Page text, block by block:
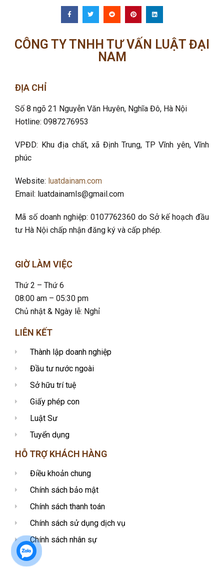
CÔNG TY TNHH TƯ VẤN LUẬT ĐẠI
NAM
ĐỊA CHỈ
Số 8 ngõ 21 Nguyễn Văn Huyên, Nghĩa Đô, Hà Nội
Hotline: 0987276953
VPĐD: Khu địa chất, xã Định Trung, TP Vĩnh yên, Vĩnh
phúc
Website: luatdainam.com
Email: luatdainamls@gmail.com
Mã số doanh nghiệp: 0107762360 do Sở kế hoạch đầu
tư Hà Nội chấp nhận đăng ký và cấp phép.
GIỜ LÀM VIỆC
Thứ 2 – Thứ 6
08:00 am – 05:30 pm
Chủ nhật & Ngày lễ: Nghỉ
LIÊN KẾT
Thành lập doanh nghiệp
Đầu tư nước ngoài
Sở hữu trí tuệ
Giấy phép con
Luật Sư
Tuyển dụng
HỖ TRỢ KHÁCH HÀNG
Điều khoản chung
Chính sách bảo mật
Chính sách thanh toán
Chính sách sử dụng dịch vụ
Chính sách nhân sự